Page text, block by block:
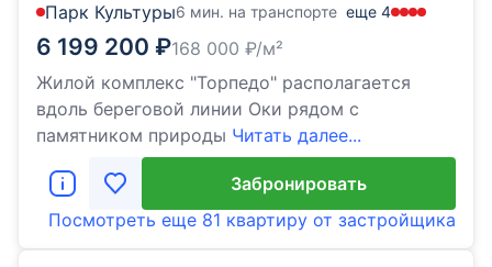
Парк Культуры6 мин. на транспорте еще 4
6 199 200 ₽168 000 ₽/м²
Жилой комплекс "Торпедо" располагается
вдоль береговой линии Оки рядом с
памятником природы Читать далее...
Забронировать
Посмотреть еще 81 квартиру от застройщика